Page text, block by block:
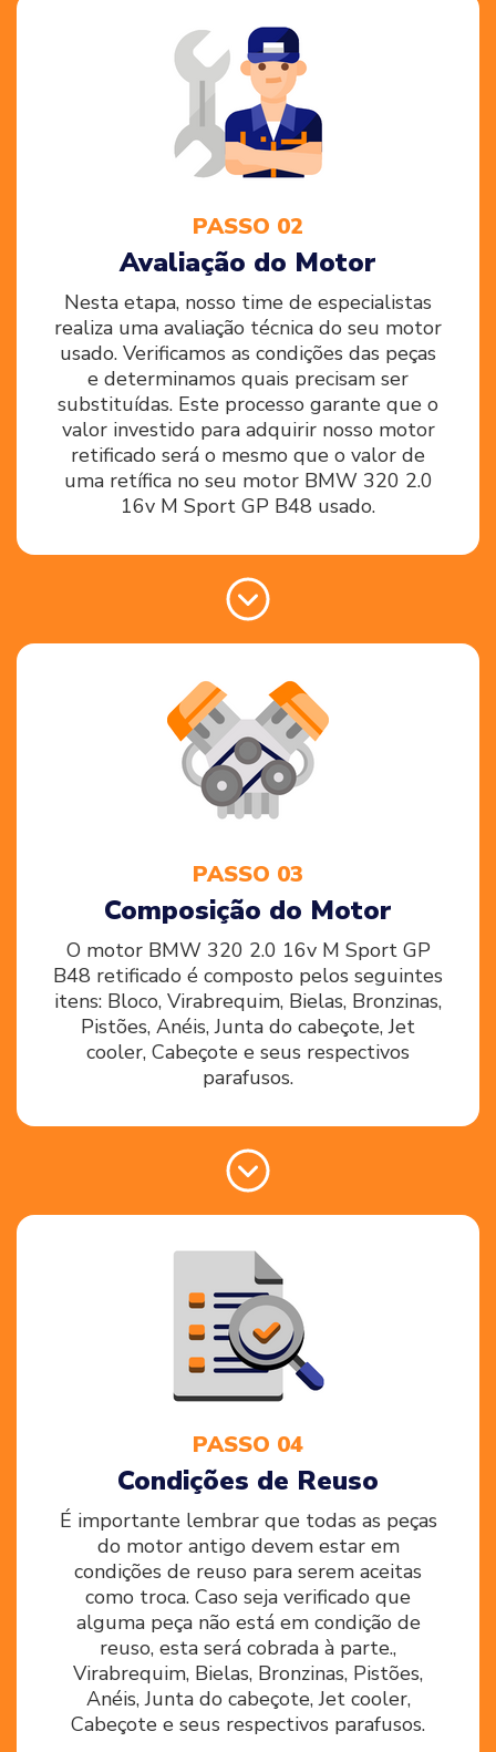
PASSO 02
Avaliação do Motor
Nesta etapa, nosso time de especialistas
realiza uma avaliação técnica do seu motor
usado. Verificamos as condições das peças
e determinamos quais precisam ser
substituídas. Este processo garante que o
valor investido para adquirir nosso motor
retificado será o mesmo que o valor de
uma retífica no seu motor BMW 320 2.0
16v M Sport GP B48 usado.
PASSO 03
Composição do Motor
O motor BMW 320 2.0 16v M Sport GP
B48 retificado é composto pelos seguintes
itens: Bloco, Virabrequim, Bielas, Bronzinas,
Pistões, Anéis, Junta do cabeçote, Jet
cooler, Cabeçote e seus respectivos
parafusos.
PASSO 04
Condições de Reuso
É importante lembrar que todas as peças
do motor antigo devem estar em
condições de reuso para serem aceitas
como troca. Caso seja verificado que
alguma peça não está em condição de
reuso, esta será cobrada à parte.,
Virabrequim, Bielas, Bronzinas, Pistões,
Anéis, Junta do cabeçote, Jet cooler,
Cabeçote e seus respectivos parafusos.